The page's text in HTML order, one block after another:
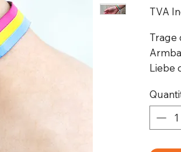
TVA
Trage
Liebe